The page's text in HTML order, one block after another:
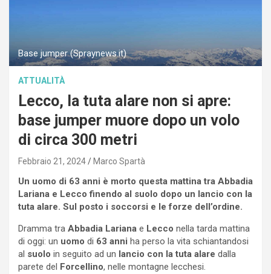
Base jumper (Spraynews.it)
ATTUALITÀ
Lecco, la tuta alare non si apre:
base jumper muore dopo un volo
di circa 300 metri
Febbraio 21, 2024 Marco Spartà
Un uomo di 63 anni è morto questa mattina tra Abbadia
Lariana e Lecco finendo al suolo dopo un lancio con la
tuta alare. Sul posto i soccorsi e le forze dell’ordine.
Dramma tra Abbadia Lariana e Lecco nella tarda mattina
di oggi: un uomo di 63 anni ha perso la vita schiantandosi
al suolo in seguito ad un lancio con la tuta alare dalla
parete del
Forcellino, nelle montagne lecchesi.